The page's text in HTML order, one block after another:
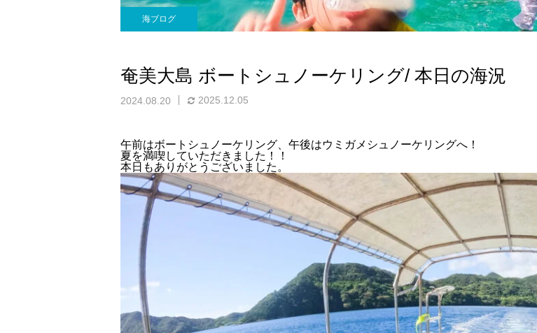
海ブログ
奄美大島 ボートシュノーケリング/ 本日の海況
2024.08.20 2025.12.05
午前はボートシュノーケリング、午後はウミガメシュノーケリングへ！
夏を満喫していただきました！！
本日もありがとうございました。